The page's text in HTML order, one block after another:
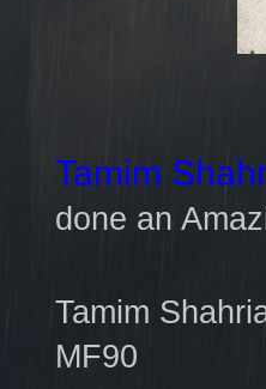
Tamim
done an
Tamim
MF90